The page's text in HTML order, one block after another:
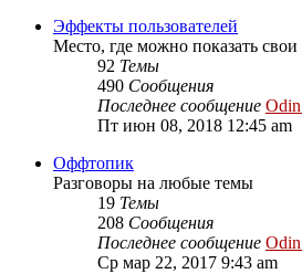
Эффекты пользователей
Место, где можно показать
92 Темы
490 Сообщения
Последнее сообщение
Пт июн 08, 2018 12:45 am
Оффтопик
Разговоры на любые темы
19 Темы
208 Сообщения
Последнее сообщение
Ср мар 22, 2017 9:43 am